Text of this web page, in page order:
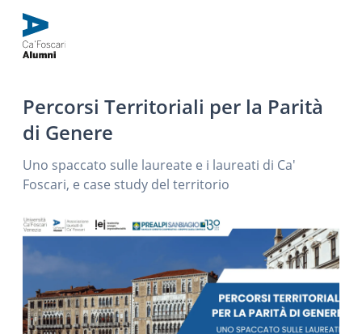
Percorsi Territoriali per la Parità
di Genere
Uno spaccato sulle laureate e i laureati di Ca'
Foscari, e case study del territorio